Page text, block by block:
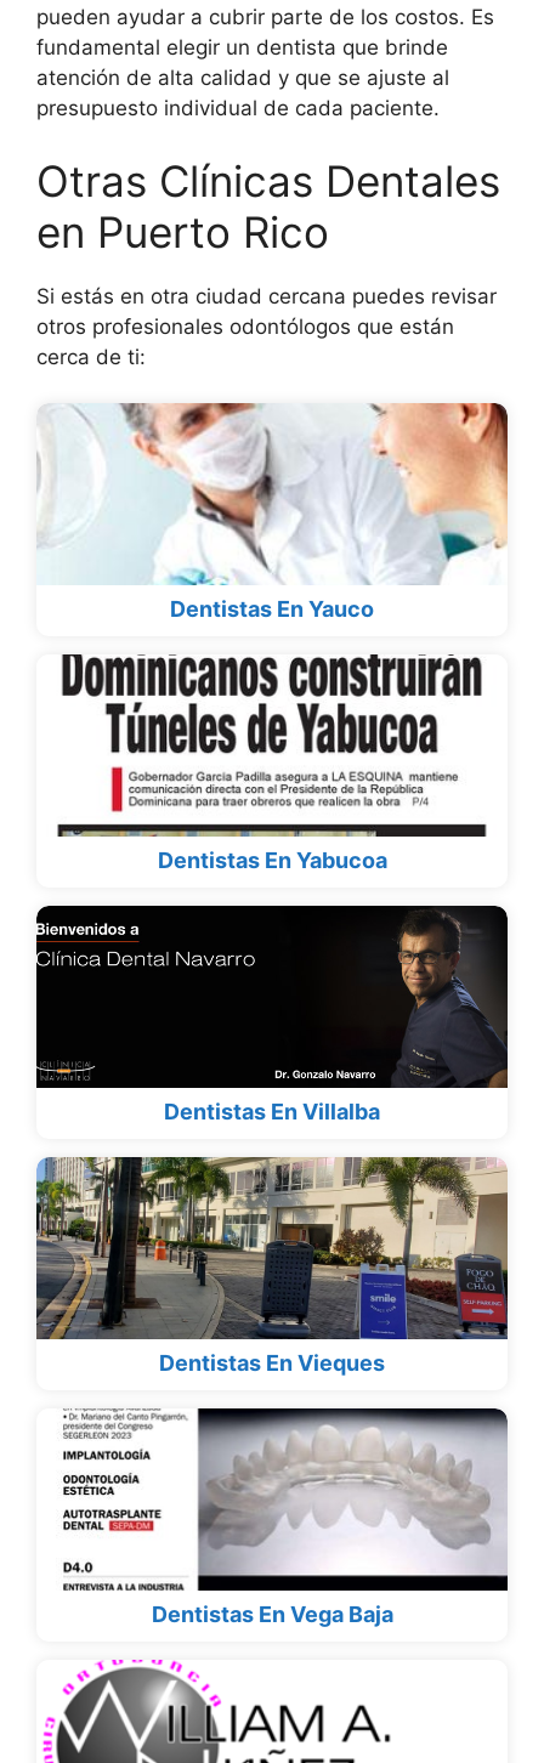
pueden ayudar a cubrir parte de los costos. Es
fundamental elegir un dentista que brinde
atención de alta calidad y que se ajuste al
presupuesto individual de cada paciente.
Otras Clínicas Dentales
en Puerto Rico
Si estás en otra ciudad cercana puedes revisar
otros profesionales odontólogos que están
cerca de ti:
Dentistas En Yauco
Dentistas En Yabucoa
Dentistas En Villalba
Dentistas En Vieques
Dentistas En Vega Baja